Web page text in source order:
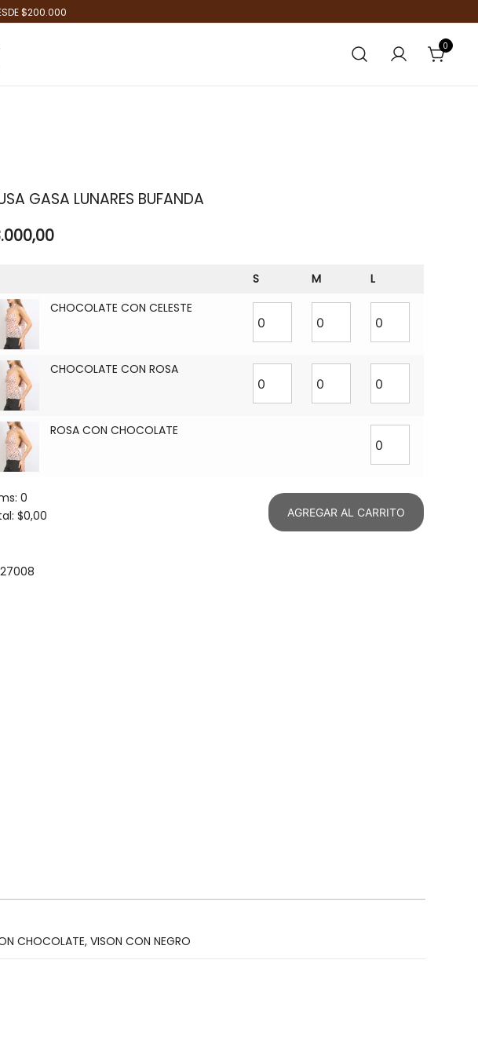
$200.000
0
GASA LUNARES BUFANDA
S M
L
CHOCOLATE CON CELESTE
CHOCOLATE CON ROSA
ROSA CON CHOCOLATE
: 0
: $0,00
AGREGAR AL CARRITO
CHOCOLATE, VISON CON NEGRO